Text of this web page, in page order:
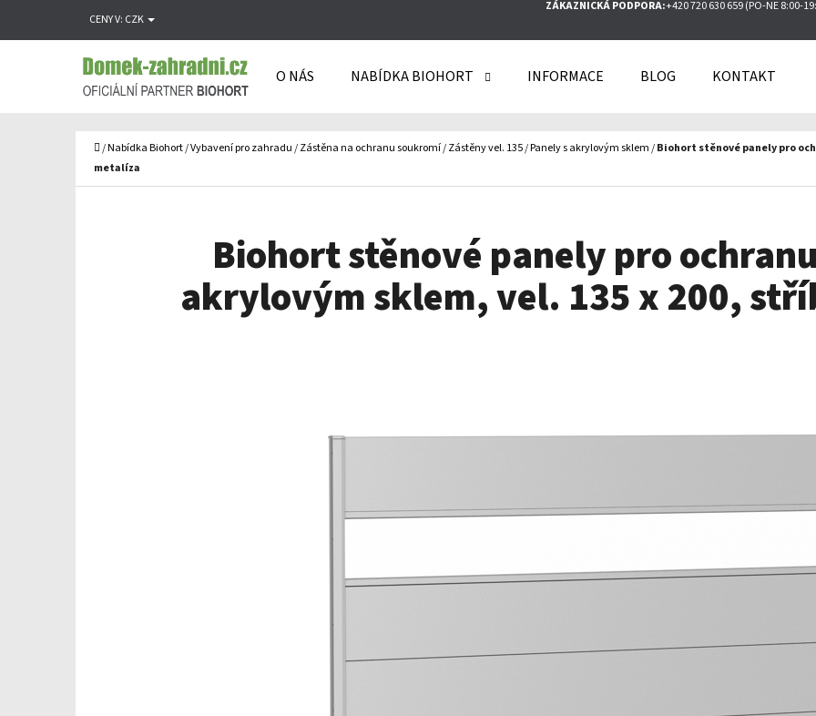
na
CENY V: CZK
ZÁKAZNICKÁ PODPORA:+420 720 630 659 (PO-NE 8:00-
O NÁS NABÍDKA BIOHORT INFORMACE BLOG KONTAKT
Domů
/Nabídka Biohort/Vybavení pro zahradu/Zástěna na ochranu soukromí/Zástěny vel. 135/Panely s akrylovým sklem/Biohort stěnové panely pro
metalíza
Biohort stěnové panely pro
akrylovým sklem, vel. 135 x 200,
O
Zpět
obchodu
Zpět
obchodu
HLEDAT
DOPORUČUJEME